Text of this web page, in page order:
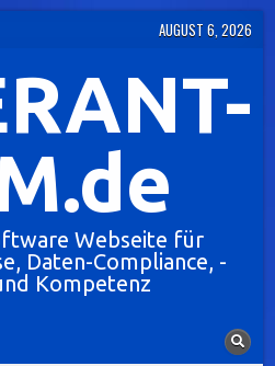
AUGUST 6, 2026
Webseite für
Daten-Compliance, -
Kompetenz